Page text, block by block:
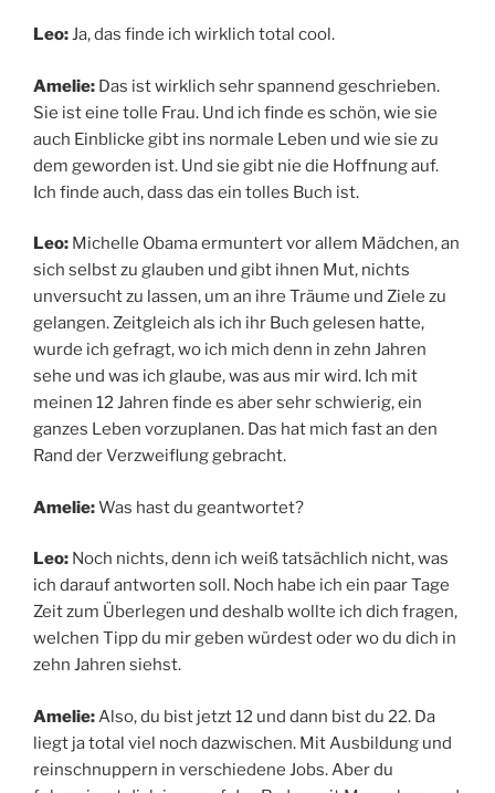
Leo:Ja, das finde ich wirklich total cool.
Amelie: Das ist wirklich sehr spannend geschrieben.
Sie ist eine tolle Frau. Und ich finde es schön, wie sie
auch Einblicke gibt ins normale Leben und wie sie zu
dem geworden ist. Und sie gibt nie die Hoffnung auf.
Ich finde auch, dass das ein tolles Buch ist.
Leo: Michelle Obama ermuntert vor allem Mädchen, an
sich selbst zu glauben und gibt ihnen Mut, nichts
unversucht zu lassen, um an ihre Träume und Ziele zu
gelangen. Zeitgleich als ich ihr Buch gelesen hatte,
wurde ich gefragt, wo ich mich denn in zehn Jahren
sehe und was ich glaube, was aus mir wird. Ich mit
meinen 12 Jahren finde es aber sehr schwierig, ein
ganzes Leben vorzuplanen. Das hat mich fast an den
Rand der Verzweiflung gebracht.
Amelie:Was hast du geantwortet?
Leo: Noch nichts, denn ich weiß tatsächlich nicht, was
ich darauf antworten soll. Noch habe ich ein paar Tage
Zeit zum Überlegen und deshalb wollte ich dich fragen,
welchen Tipp du mir geben würdest oder wo du dich in
zehn Jahren siehst.
Amelie: Also, du bist jetzt 12 und dann bist du 22. Da
liegt ja total viel noch dazwischen. Mit Ausbildung und
reinschnuppern in verschiedene Jobs. Aber du